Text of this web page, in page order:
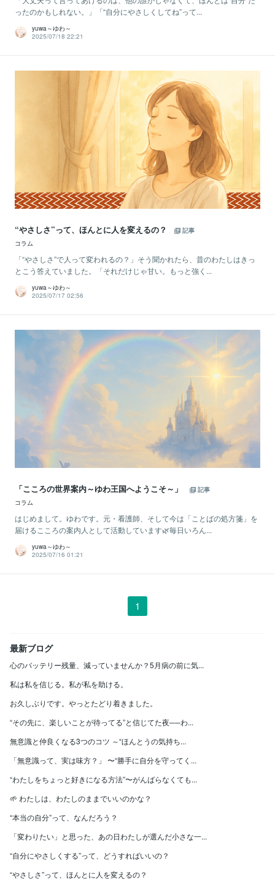
ったのかもしれない。」「“自分にやさしくしてね”って...
yuwa～ゆわ～
2025/07/18 22:21
“やさしさ”って、ほんとに人を変えるの？
記事
コラム
「“やさしさ”で人って変われるの？」そう聞かれたら、昔のわたしはきっ
とこう答えていました。「それだけじゃ甘い。もっと強く...
yuwa～ゆわ～
2025/07/17 02:56
「こころの世界案内～ゆわ王国へようこそ～」
記事
コラム
はじめまして。ゆわです。元・看護師、そして今は「ことばの処方箋」を
届けるこころの案内人として活動しています🌿毎日いろん...
yuwa～ゆわ～
2025/07/16 01:21
1
最新ブログ
心のバッテリー残量、減っていませんか？5月病の前に気...
私は私を信じる。私が私を助ける。
お久しぶりです。やっとたどり着きました。
“その先に、楽しいことが待ってる”と信じてた夜──わ...
無意識と仲良くなる3つのコツ ～“ほんとうの気持ち...
「無意識って、実は味方？」 〜“勝手に自分を守ってく...
“わたしをちょっと好きになる方法”〜がんばらなくても...
🌱 わたしは、わたしのままでいいのかな？
“本当の自分”って、なんだろう？
「変わりたい」と思った、あの日わたしが選んだ小さな一...
“自分にやさしくする”って、どうすればいいの？
“やさしさ”って、ほんとに人を変えるの？